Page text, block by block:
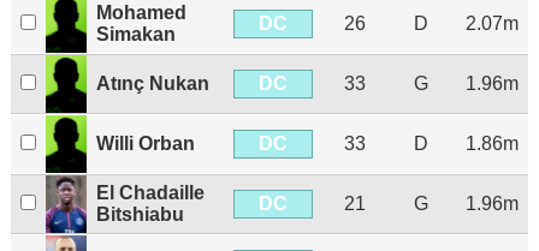
Mohamed
Simakan
DC 26 D 2.07m
Atınç Nukan DC 33 G 1.96m
Willi Orban DC 33 D 1.86m
El Chadaille
Bitshiabu
DC 21 G 1.96m